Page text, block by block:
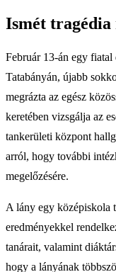
Ismét tragédia
Február 13-án egy
Tatabányán, újabb
megrázta az egész
keretében vizsgálja az
tankerületi központ
arról, hogy további
megelőzésére.
A lány egy középiskola
eredményekkel
tanárait, valamint
hogy a lányának